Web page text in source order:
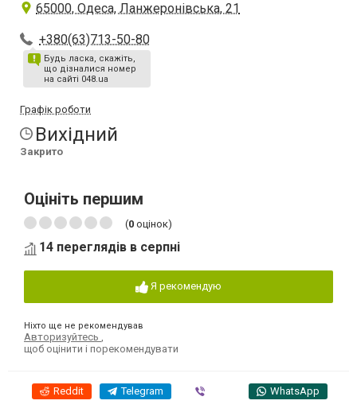
65000, Одеса, Ланжеронівська, 21
+380(63)713-50-80
Будь ласка, скажіть,
що дізналися номер
на сайті 048.ua
Графік роботи
Вихідний
Закрито
Оцініть першим
(0 оцінок)
14 переглядів в серпні
Я рекомендую
Ніхто ще не рекомендував
Авторизуйтесь
щоб оцінити і порекомендувати
Reddit Telegram WhatsApp